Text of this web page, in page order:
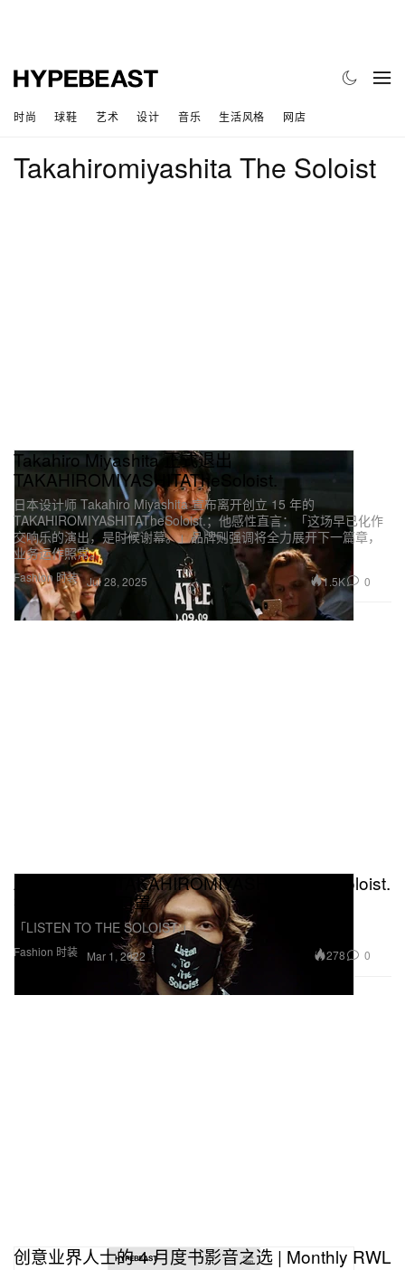
时尚 球鞋 艺术 设计 音乐 生活风格 网店
Takahiromiyashita The Soloist
Fashion 时装
Takahiro Miyashita 正式退出
TAKAHIROMIYASHITATheSoloist.
日本设计师 Takahiro Miyashita 宣布离开创立 15 年的
TAKAHIROMIYASHITATheSoloist.；他感性直言：「这场早已化作
交响乐的演出，是时候谢幕。」品牌则强调将全力展开下一篇章，
业务运作照常。
Jul 28, 2025 1.5K 0
Fashion 时装
Airinum 携手 TAKAHIROMIYASHITA The Soloist.
打造最新联名口罩
「LISTEN TO THE SOLOIST.」
Mar 1, 2022 278 0
创意业界人士的 4 月度书影音之选 | Monthly RWL